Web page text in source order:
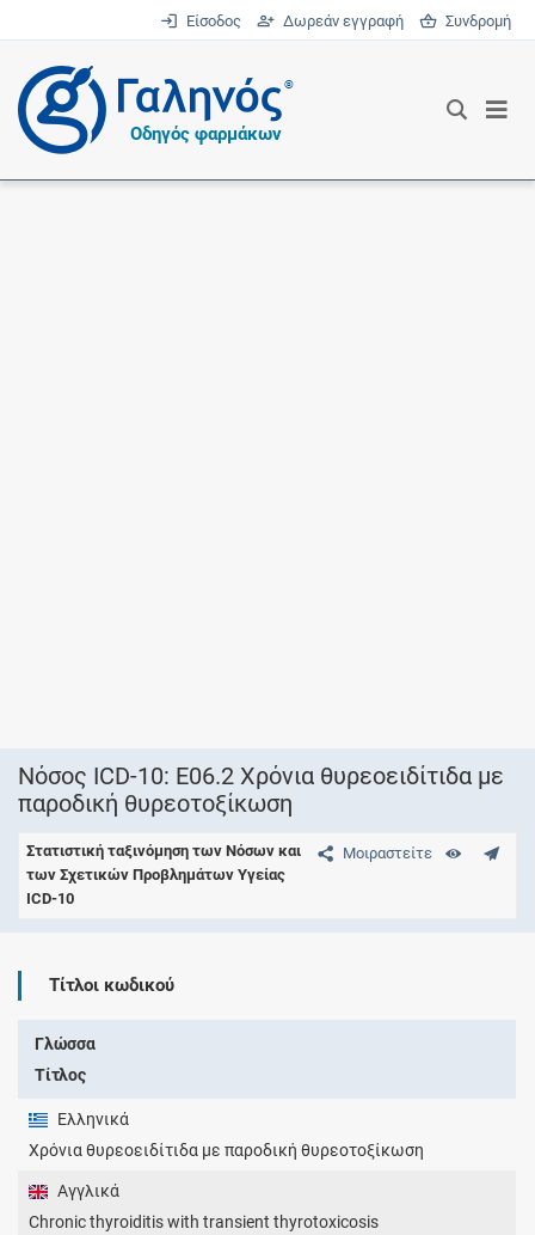
Είσοδος Δωρεάν εγγραφή Συνδρομή
®
Οδηγός φαρμάκων
Νόσος ICD-10: E06.2 Χρόνια θυρεοειδίτιδα με
παροδική θυρεοτοξίκωση
Μοιραστείτε
Στατιστική ταξινόμηση των Νόσων και
των Σχετικών Προβλημάτων Υγείας
ICD-10
Τίτλοι κωδικού
Γλώσσα
Τίτλος
Ελληνικά
Χρόνια θυρεοειδίτιδα με παροδική θυρεοτοξίκωση
Αγγλικά
Chronic thyroiditis with transient thyrotoxicosis